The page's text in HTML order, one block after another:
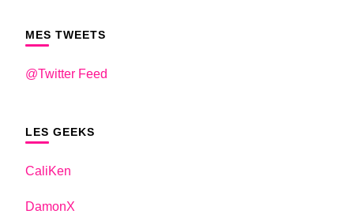
MES TWEETS
@Twitter Feed
LES GEEKS
CaliKen
DamonX